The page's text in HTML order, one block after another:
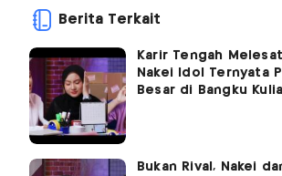
Berita Terkait
Karir Tengah
Nakei Idol Ternyata
Besar di Bangku
Bukan Rival, Nakei